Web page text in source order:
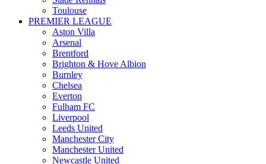
Toulouse
PREMIER LEAGUE
Aston Villa
Arsenal
Brentford
Brighton & Hove Albion
Burnley
Chelsea
Everton
Fulham FC
Liverpool
Leeds United
Manchester City
Manchester United
Newcastle United